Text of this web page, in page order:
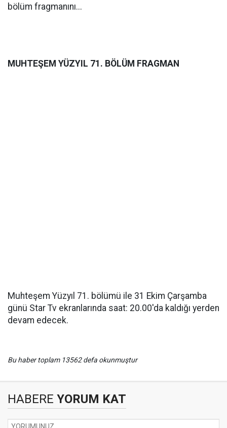
bölüm fragmanını...
MUHTEŞEM YÜZYIL 71. BÖLÜM FRAGMAN
Muhteşem Yüzyıl 71. bölümü ile 31 Ekim Çarşamba
günü Star Tv ekranlarında saat: 20.00′da kaldığı yerden
devam edecek.
Bu haber toplam 13562 defa okunmuştur
HABERE YORUM KAT